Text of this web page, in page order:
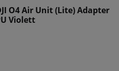
O4 Air Unit (Lite) Adapter
Violett